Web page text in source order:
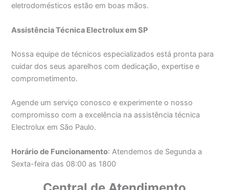
eletrodomésticos estão em boas mãos.
Assistência Técnica Electrolux em SP
Nossa equipe de técnicos especializados está pronta para
cuidar dos seus aparelhos com dedicação, expertise e
comprometimento.
Agende um serviço conosco e experimente o nosso
compromisso com a excelência na assistência técnica
Electrolux em São Paulo.
Horário de Funcionamento: Atendemos de Segunda a
Sexta-feira das 08:00 as 1800